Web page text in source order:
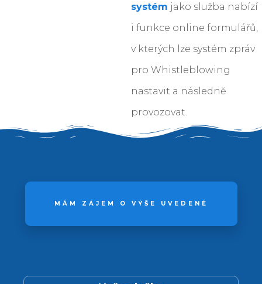
systém jako služba nabízí
i funkce online formulářů,
v kterých lze systém zpráv
pro Whistleblowing
nastavit a následně
provozovat.
MÁM ZÁJEM O VÝŠE UVEDENÉ